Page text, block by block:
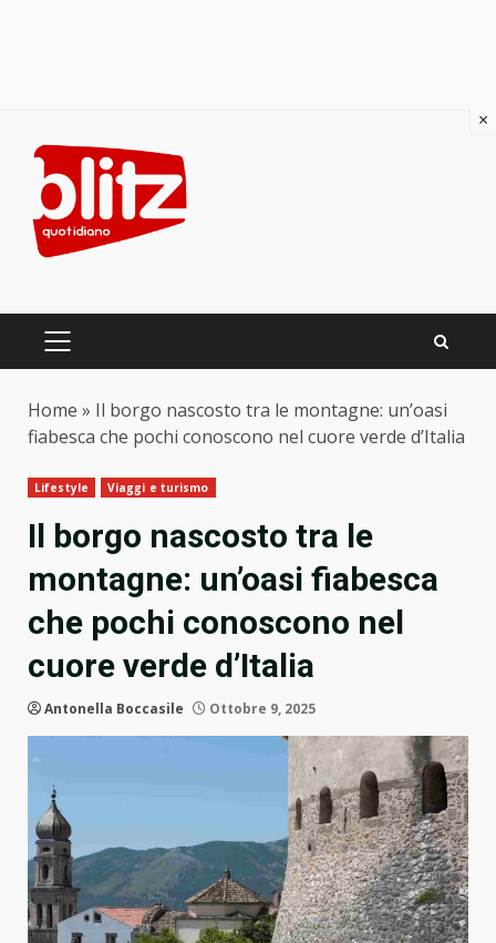
content
PRIMARY
Home » Il borgo nascosto tra le montagne: un’oasi
fiabesca che pochi conoscono nel cuore verde d’Italia
Lifestyle Viaggi e turismo
Il borgo nascosto tra le
montagne: un’oasi fiabesca
che pochi conoscono nel
cuore verde d’Italia
Antonella Boccasile Ottobre 9, 2025
×